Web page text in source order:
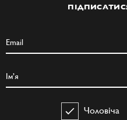
Чоловіча